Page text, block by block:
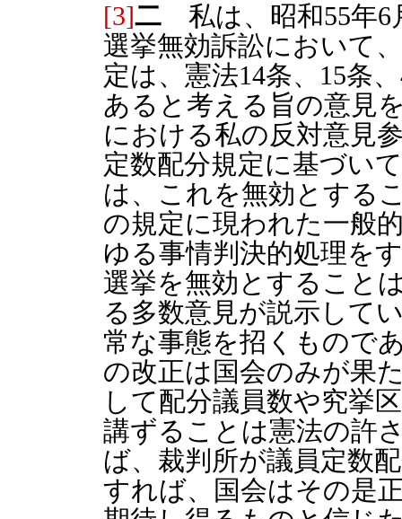
[3]二 私は、昭和55年6
選挙無効訴訟において
定は、憲法14条、15条
あると考える旨の意見
における私の反対意見
定数配分規定に基づい
は、これを無効とする
の規定に現われた一般
ゆる事情判決的処理を
選挙を無効とすること
る多数意見が説示して
常な事態を招くもので
の改正は国会のみが果
して配分議員数や究挙
講ずることは憲法の許
ば、裁判所が議員定数
すれば、国会はその是